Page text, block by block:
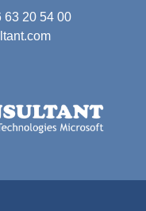
63 20 54 00